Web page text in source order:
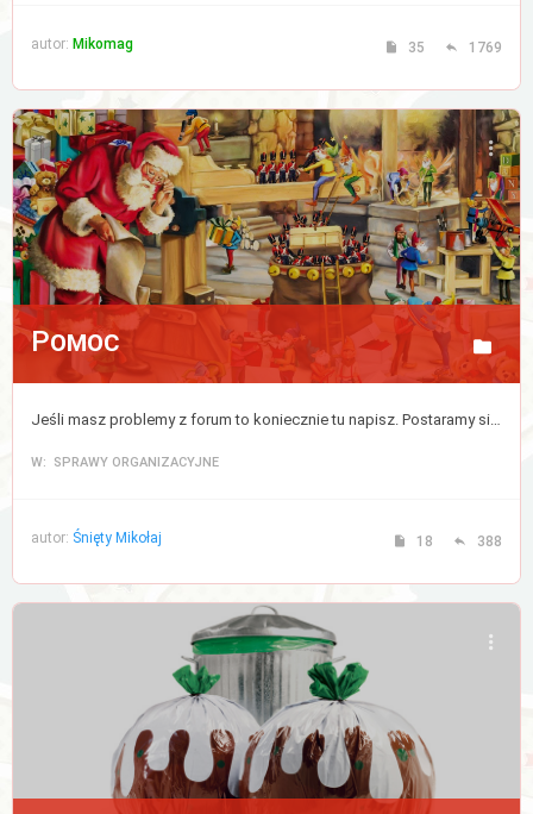
autor: Mikomag 35 1769
Pomoc
Jeśli masz problemy z forum to koniecznie tu napisz. Postaramy się jak najszybciej ten kłopot zlikwidować.
W: SPRAWY ORGANIZACYJNE
autor: Śnięty Mikołaj 18 388